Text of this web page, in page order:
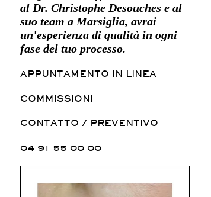
al Dr. Christophe Desouches e al
suo team a Marsiglia, avrai
un'esperienza di qualità in ogni
fase del tuo processo.
APPUNTAMENTO IN LINEA
COMMISSIONI
CONTATTO / PREVENTIVO
04 91 55 00 00